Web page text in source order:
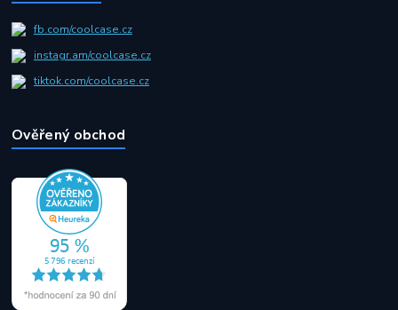
fb.com/coolcase.cz
instagr.am/coolcase.cz
tiktok.com/coolcase.cz
Ověřený obchod